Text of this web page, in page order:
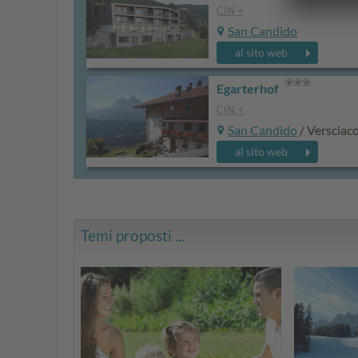
CIN +
San Candido
al sito web
Egarterhof
CIN +
San Candido /
al sito web
Temi proposti ...